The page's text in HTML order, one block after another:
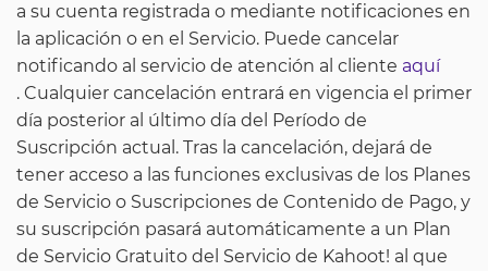
a su cuenta registrada o mediante notificaciones en
la aplicación o en el Servicio. Puede cancelar
notificando al servicio de atención al cliente aquí
. Cualquier cancelación entrará en vigencia el primer
día posterior al último día del Período de
Suscripción actual. Tras la cancelación, dejará de
tener acceso a las funciones exclusivas de los Planes
de Servicio o Suscripciones de Contenido de Pago, y
su suscripción pasará automáticamente a un Plan
de Servicio Gratuito del Servicio de Kahoot! al que